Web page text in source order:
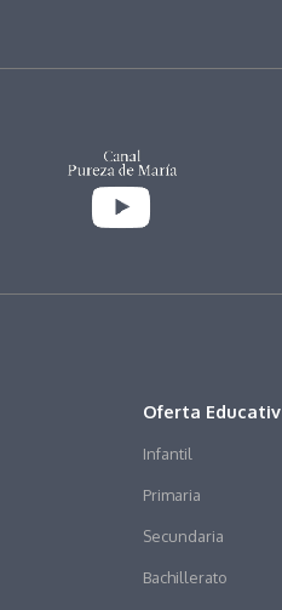
Oferta
Infantil
Primaria
Secundaria
Bachillerato